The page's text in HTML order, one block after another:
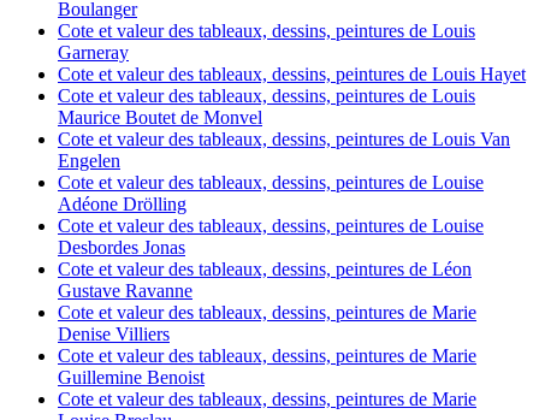
Boulanger
Cote et valeur des tableaux, dessins, peintures de Louis
Garneray
Cote et valeur des tableaux, dessins, peintures de Louis Hayet
Cote et valeur des tableaux, dessins, peintures de Louis
Maurice Boutet de Monvel
Cote et valeur des tableaux, dessins, peintures de Louis Van
Engelen
Cote et valeur des tableaux, dessins, peintures de Louise
Adéone Drölling
Cote et valeur des tableaux, dessins, peintures de Louise
Desbordes Jonas
Cote et valeur des tableaux, dessins, peintures de Léon
Gustave Ravanne
Cote et valeur des tableaux, dessins, peintures de Marie
Denise Villiers
Cote et valeur des tableaux, dessins, peintures de Marie
Guillemine Benoist
Cote et valeur des tableaux, dessins, peintures de Marie